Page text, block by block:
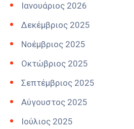
Ιανουάριος 2026
Δεκέμβριος 2025
Νοέμβριος 2025
Οκτώβριος 2025
Σεπτέμβριος 2025
Αύγουστος 2025
Ιούλιος 2025